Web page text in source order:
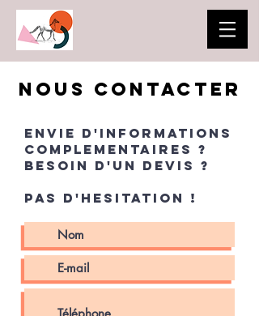
Nous contacter
ENVIE D'INFORMATIONS
COMPLEMENTAIRES ?
bESOIN D'UN DEVIS ?
PAS D'HESITATION !